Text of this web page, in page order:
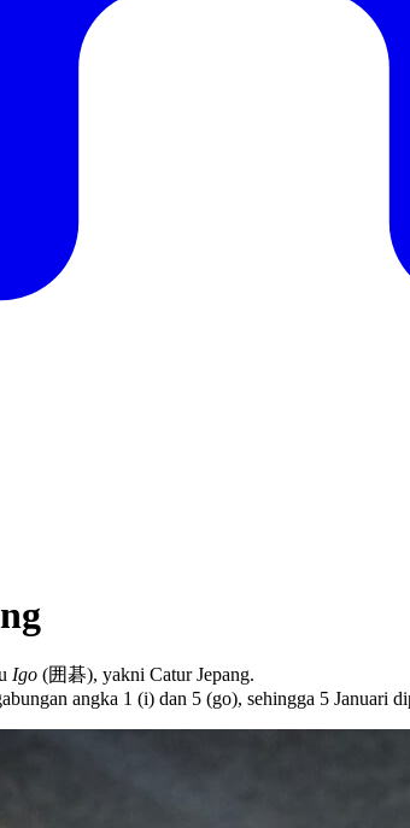
Igo (囲碁), yakni Catur Jepang.
angka 1 (i) dan 5 (go), sehingga 5 Januari